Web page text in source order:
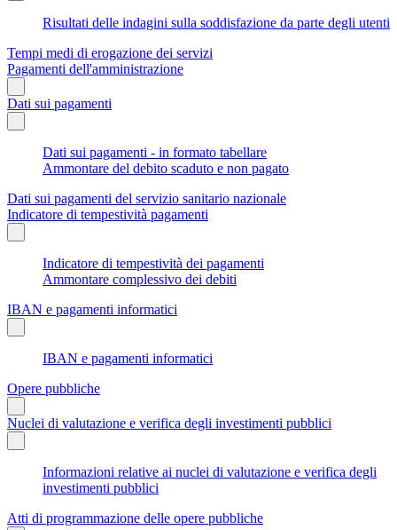
Risultati delle indagini sulla soddisfazione da parte degli utenti
Tempi medi di erogazione dei servizi
Pagamenti dell'amministrazione
Dati sui pagamenti
Dati sui pagamenti - in formato tabellare
Ammontare del debito scaduto e non pagato
Dati sui pagamenti del servizio sanitario nazionale
Indicatore di tempestività pagamenti
Indicatore di tempestività dei pagamenti
Ammontare complessivo dei debiti
IBAN e pagamenti informatici
IBAN e pagamenti informatici
Opere pubbliche
Nuclei di valutazione e verifica degli investimenti pubblici
Informazioni relative ai nuclei di valutazione e verifica degli
investimenti pubblici
Atti di programmazione delle opere pubbliche